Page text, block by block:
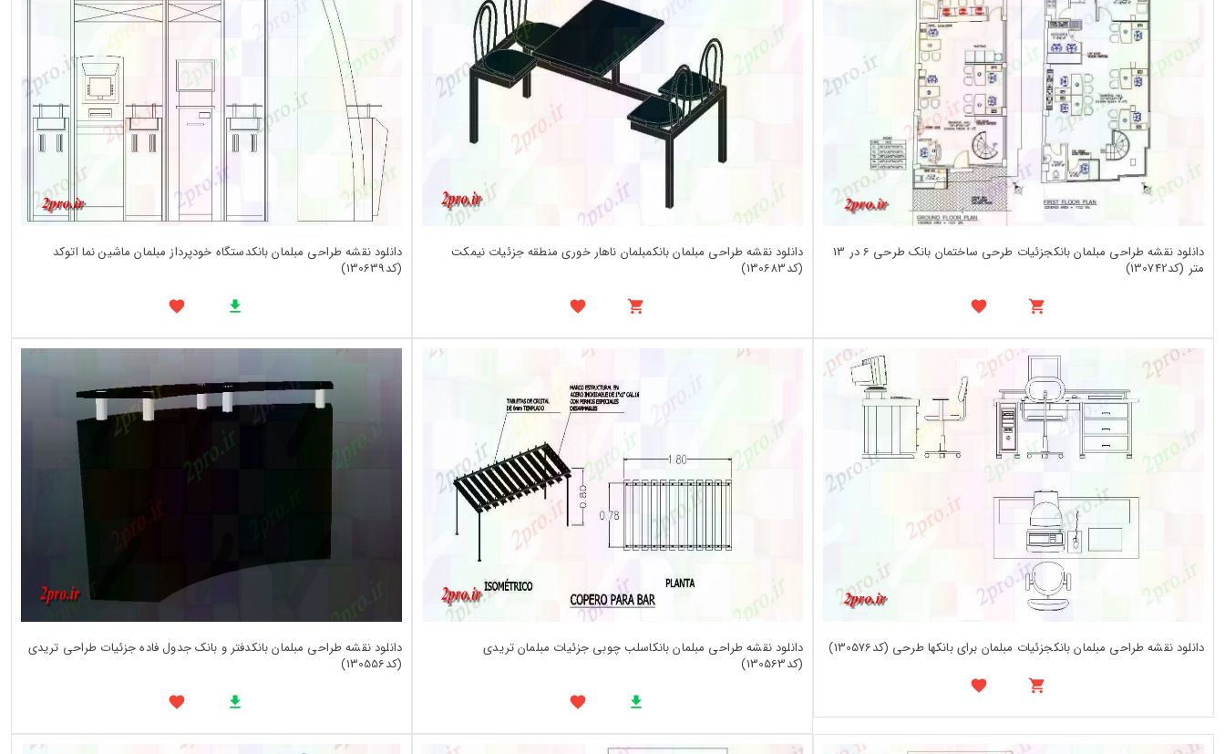
دانلود نقشه طراحی مبلمان بانکجزئیات طرحی ساختمان بانک طرحی 6 در 13
متر (کد130742)
دانلود نقشه طراحی مبلمان بانکمبلمان ناهار خوری منطقه جزئیات نیمکت
(کد130683)
دانلود نقشه طراحی مبلمان بانکدستگاه خودپرداز مبلمان ماشین نما اتوکد
(کد130639)
دانلود نقشه طراحی مبلمان بانکجزئیات مبلمان برای بانکها طرحی (کد130576)
دانلود نقشه طراحی مبلمان بانکاسلب چوبی جزئیات مبلمان تریدی
(کد130563)
دانلود نقشه طراحی مبلمان بانکدفتر و بانک جدول فاده جزئیات طراحی تریدی
(کد130556)